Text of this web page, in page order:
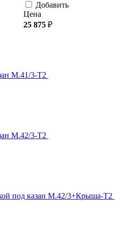
Добавить
Цена
25 875 ₽
М.41/3-Т2
М.42/3-Т2
под казан М.42/3+Крыша-Т2